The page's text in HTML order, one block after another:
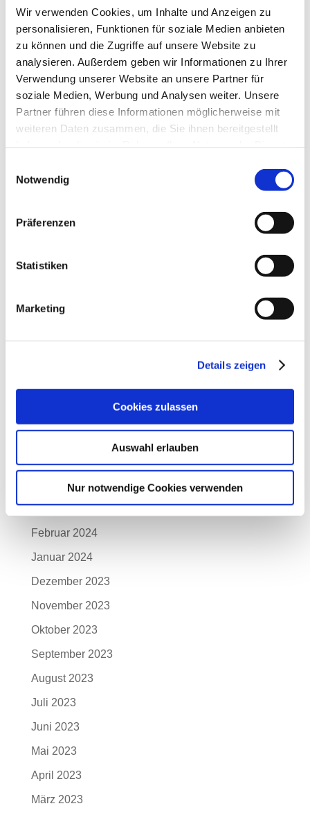
Wir verwenden Cookies, um Inhalte und Anzeigen zu
personalisieren, Funktionen für soziale Medien anbieten
zu können und die Zugriffe auf unsere Website zu
analysieren. Außerdem geben wir Informationen zu Ihrer
Verwendung unserer Website an unsere Partner für
soziale Medien, Werbung und Analysen weiter. Unsere
Partner führen diese Informationen möglicherweise mit
weiteren Daten zusammen, die Sie ihnen bereitgestellt
Notwendig
Präferenzen
Statistiken
Marketing
Details zeigen
Cookies zulassen
Auswahl erlauben
Nur notwendige Cookies verwenden
November 2025
Oktober 2025
September 2025
August 2025
Juni 2025
März 2025
Januar 2025
November 2024
Oktober 2024
August 2024
April 2024
März 2024
Februar 2024
Januar 2024
Dezember 2023
November 2023
Oktober 2023
September 2023
August 2023
Juli 2023
Juni 2023
Mai 2023
April 2023
März 2023